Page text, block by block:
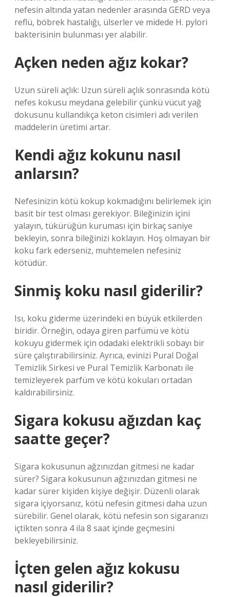
nefesin altında yatan nedenler arasında GERD veya
reflü, böbrek hastalığı, ülserler ve midede H. pylori
bakterisinin bulunması yer alabilir.
Açken neden ağız kokar?
Uzun süreli açlık: Uzun süreli açlık sonrasında kötü
nefes kokusu meydana gelebilir çünkü vücut yağ
dokusunu kullandıkça keton cisimleri adı verilen
maddelerin üretimi artar.
Kendi ağız kokunu nasıl
anlarsın?
Nefesinizin kötü kokup kokmadığını belirlemek için
basit bir test olması gerekiyor. Bileğinizin içini
yalayın, tükürüğün kuruması için birkaç saniye
bekleyin, sonra bileğinizi koklayın. Hoş olmayan bir
koku fark ederseniz, muhtemelen nefesiniz
kötüdür.
Sinmiş koku nasıl giderilir?
Isı, koku giderme üzerindeki en büyük etkilerden
biridir. Örneğin, odaya giren parfümü ve kötü
kokuyu gidermek için odadaki elektrikli sobayı bir
süre çalıştırabilirsiniz. Ayrıca, evinizi Pural Doğal
Temizlik Sirkesi ve Pural Temizlik Karbonatı ile
temizleyerek parfüm ve kötü kokuları ortadan
kaldırabilirsiniz.
Sigara kokusu ağızdan kaç
saatte geçer?
Sigara kokusunun ağzınızdan gitmesi ne kadar
sürer? Sigara kokusunun ağzınızdan gitmesi ne
kadar sürer kişiden kişiye değişir. Düzenli olarak
sigara içiyorsanız, kötü nefesin gitmesi daha uzun
sürebilir. Genel olarak, kötü nefesin son sigaranızı
içtikten sonra 4 ila 8 saat içinde geçmesini
bekleyebilirsiniz.
İçten gelen ağız kokusu
nasıl giderilir?